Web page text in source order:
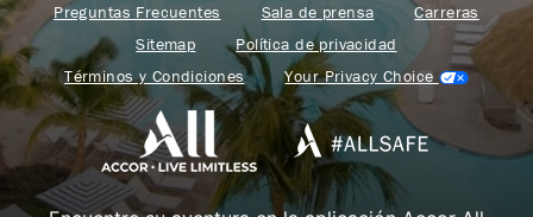
Preguntas Frecuentes
Sala de prensa
Carreras
Sitemap
Política de privacidad
Términos y Condiciones
Your Privacy Choice